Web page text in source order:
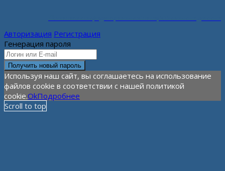
Авторизация Регистрация
Генерация пароля
Используя наш сайт, вы соглашаетесь на использование
файлов cookie в соответствии с нашей политикой
cookie.OkПодробнее
Scroll to top